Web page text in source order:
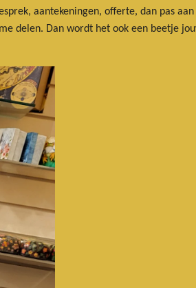
aantekeningen, offerte, dan pas
delen. Dan wordt het ook een beetje